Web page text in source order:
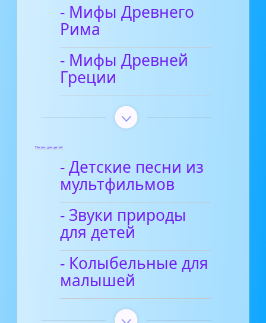
- Мифы Древнего
Рима
- Мифы Древней
Греции
Песни для детей
- Детские песни из
мультфильмов
- Звуки природы
для детей
- Колыбельные для
малышей